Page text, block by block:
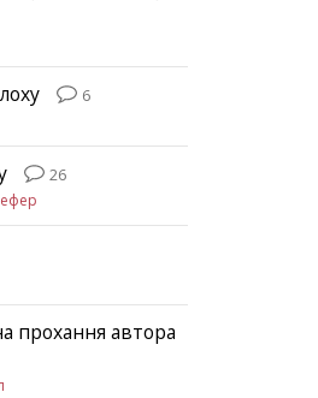
6
26
прохання автора